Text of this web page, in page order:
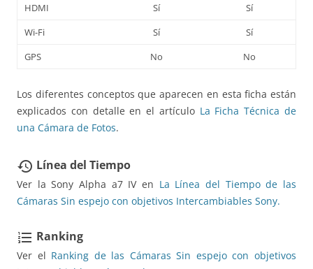
HDMI
Sí
Sí
Wi-Fi
Sí
Sí
GPS
No No
Los diferentes conceptos que aparecen en esta ficha están
explicados con detalle en el artículo La Ficha Técnica de
una Cámara de Fotos.
restore Línea del Tiempo
Ver la Sony Alpha a7 IV en La Línea del Tiempo de las
Cámaras Sin espejo con objetivos Intercambiables Sony.
format_list_numbered Ranking
Ver el Ranking de las Cámaras Sin espejo con objetivos